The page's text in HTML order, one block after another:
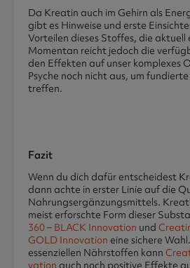
Da Kreatin auch im Gehirn als
gibt es Hinweise und erste
Vorteilen dieses Stoffes, die aktuell
Momentan reicht jedoch die
den Effekten auf unser komplexes
Psyche noch nicht aus, um
treffen.
Fazit
Wenn du dich dafür entscheidest
dann achte in erster Linie auf die
Nahrungsergänzungsmittels.
meist erforschte Form dieser
360 – BLACK Innovation und
GOLD Innovation eine sichere
essenziellen Nährstoffen kann
vation auch noch positive Effekte